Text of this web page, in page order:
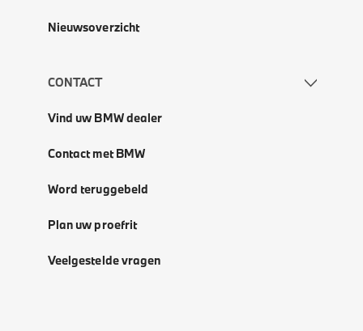
Nieuwsoverzicht
CONTACT
Vind uw BMW dealer
Contact met BMW
Word teruggebeld
Plan uw proefrit
Veelgestelde vragen